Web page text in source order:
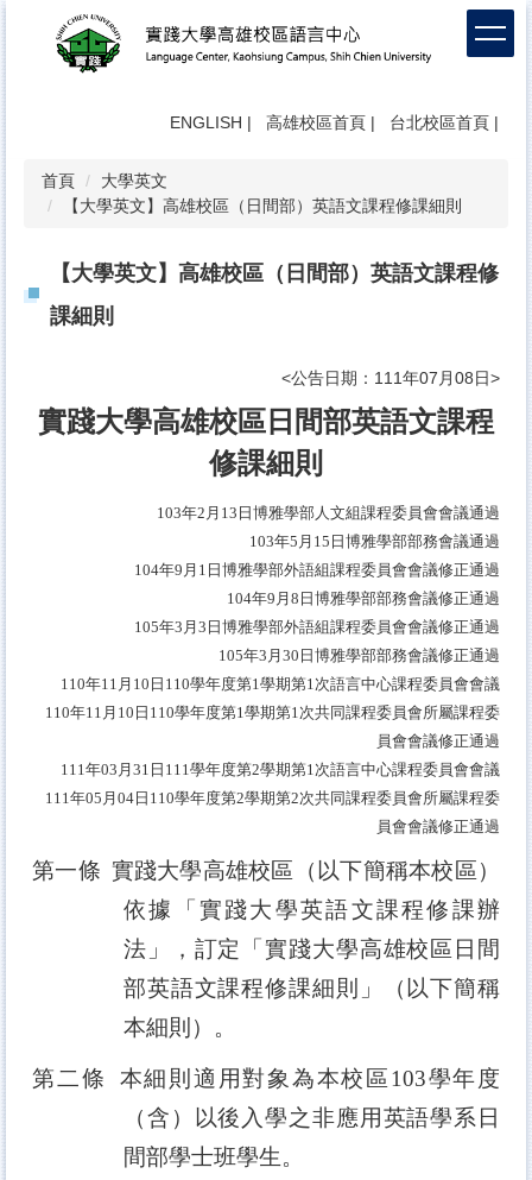
ENGLISH | 高雄校區首頁 | 台北校區首頁 |
首頁
大學英文
【大學英文】高雄校區（日間部）英語文課程修課細則
【大學英文】高雄校區（日間部）英語文課程修
課細則
<公告日期：111年07月08日>
實踐大學高雄校區日間部英語文課程
修課細則
103年2 月 13 日博雅學部人文組課程委員會會議通過
103年5 月 15 日博雅學部部務會議通過
104年9 月 1 日博雅學部外語組課程委員會會議修正通過
104年9 月 8 日博雅學部部務會議修正通過
105年3 月 3 日博雅學部外語組課程委員會會議修正通過
105年3 月 30 日博雅學部部務會議修正通過
110年11 月 10 日 110學年度第1 學期第1 次語言中心課程委員會會議
110年11 月 10 日 110學年度第1 學期第1 次共同課程委員會所屬課程委
員會會議修正通過
111 年03 月 31 日 111 學年度第2學期第1 次語言中心課程委員會會議
111 年05 月 04日 110學年度第2學期第2次共同課程委員會所屬課程委
員會會議修正通過
第一條 實踐大學高雄校區（以下簡稱本校區）
依據「實踐大學英語文課程修課辦
法」，訂定「實踐大學高雄校區日間
部英語文課程修課細則」（以下簡稱
本細則）。
第二條 本細則適用對象為本校區103學年度
（含）以後入學之非應用英語學系日
間部學士班學生。